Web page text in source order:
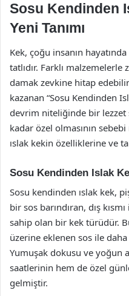
Sosu Kendinden
Yeni Tanımı
Kek, çoğu insanın
tatlıdır. Farklı
damak zevkine hitap
kazanan “Sosu Kendinden
devrim niteliğinde bir lezzet
kadar özel olmasının
ıslak kekin özelliklerine ve
Sosu Kendinden Islak
Sosu kendinden ıslak kek,
bir sos barındıran, dış
sahip olan bir kek türüdür.
üzerine eklenen sos ile
Yumuşak dokusu ve yoğun
saatlerinin hem de özel
gelmiştir.